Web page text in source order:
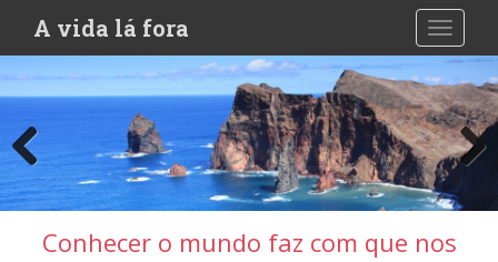
i
m
a
i
A vida lá fora
Conhecer o mundo faz com que nos